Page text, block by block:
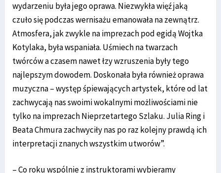
wydarzeniu była jego oprawa. Niezwykła więź jaką
czuło się podczas wernisażu emanowała na zewnątrz.
Atmosfera, jak zwykle na imprezach pod egidą Wojtka
Kotylaka, była wspaniała. Uśmiech na twarzach
twórców a czasem nawet łzy wzruszenia były tego
najlepszym dowodem. Doskonała była również oprawa
muzyczna – występ śpiewających artystek, które od lat
zachwycają nas swoimi wokalnymi możliwościami nie
tylko na imprezach Nieprzetartego Szlaku. Julia Ring i
Beata Chmura zachwyciły nas po raz kolejny prawdą ich
interpretacji znanych wszystkim utworów”.
– Co roku wspólnie z instruktorami wybieramy